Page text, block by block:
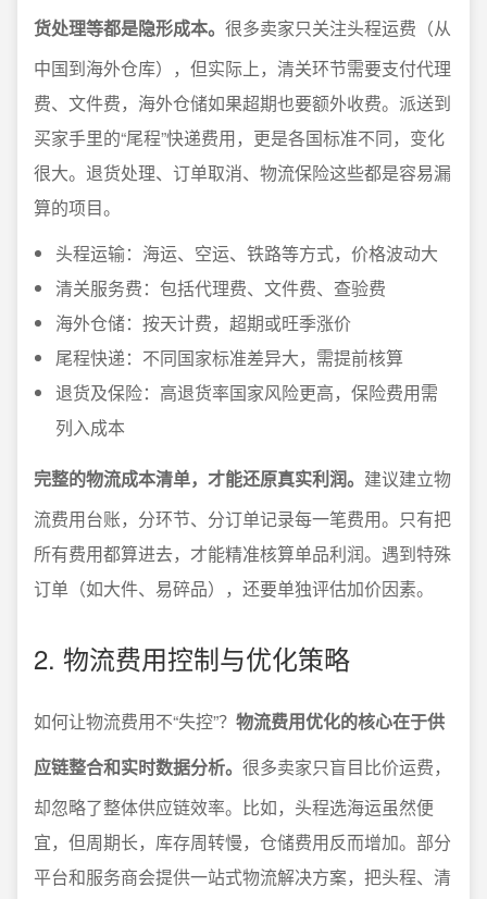
货处理等都是隐形成本。 很多卖家只关注头程运费（从
中国到海外仓库），但实际上，清关环节需要支付代理
费、文件费，海外仓储如果超期也要额外收费。派送到
买家手里的“尾程”快递费用，更是各国标准不同，变化
很大。退货处理、订单取消、物流保险这些都是容易漏
算的项目。
头程运输：海运、空运、铁路等方式，价格波动大
清关服务费：包括代理费、文件费、查验费
海外仓储：按天计费，超期或旺季涨价
尾程快递：不同国家标准差异大，需提前核算
退货及保险：高退货率国家风险更高，保险费用需
列入成本
完整的物流成本清单，才能还原真实利润。 建议建立物
流费用台账，分环节、分订单记录每一笔费用。只有把
所有费用都算进去，才能精准核算单品利润。遇到特殊
订单（如大件、易碎品），还要单独评估加价因素。
2. 物流费用控制与优化策略
如何让物流费用不“失控”？ 物流费用优化的核心在于供
应链整合和实时数据分析。 很多卖家只盲目比价运费，
却忽略了整体供应链效率。比如，头程选海运虽然便
宜，但周期长，库存周转慢，仓储费用反而增加。部分
平台和服务商会提供一站式物流解决方案，把头程、清